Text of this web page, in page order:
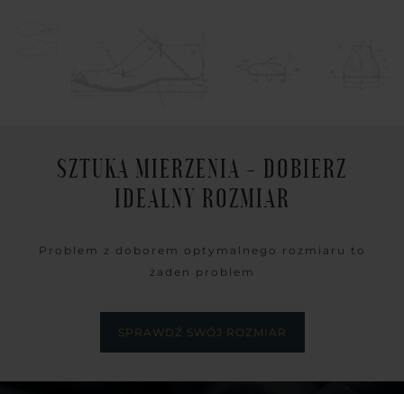
SZTUKA MIERZENIA - DOBIERZ
IDEALNY ROZMIAR
Problem z doborem optymalnego rozmiaru to
żaden problem
SPRAWDŹ SWÓJ ROZMIAR